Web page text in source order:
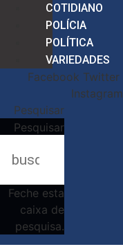
COTIDIANO
POLÍCIA
POLÍTICA
VARIEDADES
Facebook Twitter
Instagram
Pesquisar
Pesquisar
Feche esta
caixa de
pesquisa.